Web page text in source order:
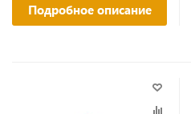
Подробное описание